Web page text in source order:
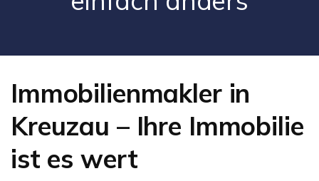
Immobilienmakler in
Kreuzau – Ihre Immobilie
ist es wert